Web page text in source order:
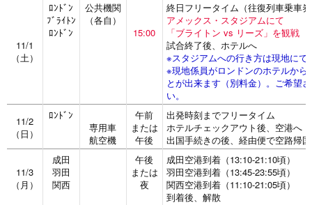
11/1
（土）
ﾛﾝﾄﾞﾝ
ﾌﾞﾗｲﾄﾝ
ﾛﾝﾄﾞﾝ
公共機関
（各自）
15:00
終日フリータイム（往復列車乗車
アメックス・スタジアムにて
「ブライトン vs リーズ」を観戦
試合終了後、ホテルへ
※スタジアムへの行き方は現地に
※現地係員がロンドンのホテルか
とが出来ます（別料金）。ご希望
い。
11/2
（日）
ﾛﾝﾄﾞﾝ
専用車
航空機
午前
または
午後
出発時刻までフリータイム
ホテルチェックアウト後、空港へ
出国手続きの後、経由便で空路帰
11/3
（月）
成田
羽田
関西
午後
または
夜
成田空港到着（13:10-21:10頃）
羽田空港到着（13:45-23:55頃）
関西空港到着（11:10-21:05頃）
到着後、解散